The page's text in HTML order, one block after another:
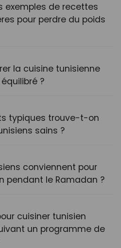
exemples de recettes
pour perdre du poids
la cuisine tunisienne
?
typiques trouve-t-on
sains ?
conviennent pour
pendant le Ramadan ?
cuisiner tunisien
un programme de